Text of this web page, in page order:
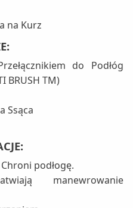
na Kurz
do Podłóg
BRUSH TM)
Ssąca
podłogę.
manewrowanie